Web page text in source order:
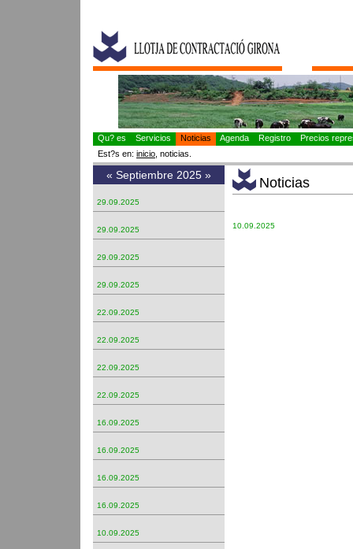
Qu? es Servicios Noticias Agenda Registro
Precios
Est?s en: inicio , noticias.
« Septiembre 2025 »
29.09.2025
29.09.2025
29.09.2025
29.09.2025
22.09.2025
22.09.2025
22.09.2025
22.09.2025
16.09.2025
16.09.2025
16.09.2025
16.09.2025
10.09.2025
Noticias
10.09.2025